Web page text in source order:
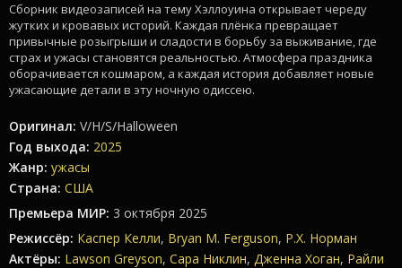
Сборник видеозаписей на тему Хэллоуина открывает череду
жутких и кровавых историй. Каждая плёнка превращает
привычные розыгрыши и сладости в борьбу за выживание, где
страх и ужасы становятся реальностью. Атмосфера праздника
оборачивается кошмаром, а каждая история добавляет новые
ужасающие детали в эту ночную одиссею.
Оригинал: V/H/S/Halloween
Год выхода: 2025
Жанр: ужасы
Страна: США
Премьера МИР: 3 октября 2025
Режиссёр: Каспер Келли, Bryan M. Ferguson, Р.Х. Норман
Актёры: Lawson Greyson, Сара Никлин, Дженна Хоган, Райли